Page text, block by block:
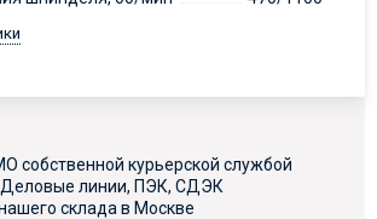
собственной курьерской службой
Деловые линии, ПЭК, СДЭК
склада в Москве